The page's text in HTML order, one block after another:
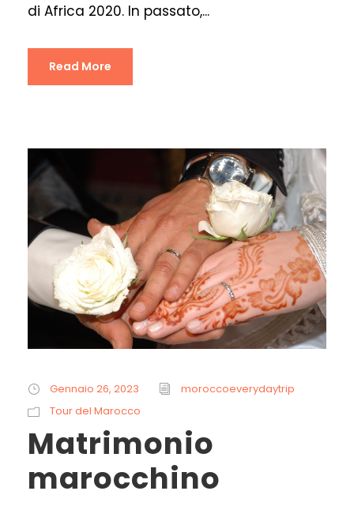
di Africa 2020. In passato,...
Read More
Gennaio 26, 2023
moroccoeverydaytrip
Tour del Marocco
Matrimonio
marocchino